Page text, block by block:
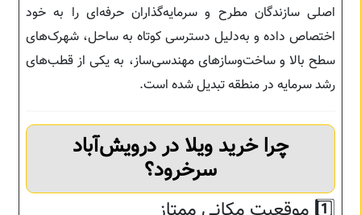
اصلی سازندگان مطرح و سرمایه‌گذاران حرفه‌ای را به خود
اختصاص داده و به‌دلیل دسترسی کوتاه به ساحل، شهرک‌های
سطح بالا و ساخت‌وسازهای مهندسی‌ساز، به یکی از قطب‌های
رشد سرمایه در منطقه تبدیل شده است.
چرا خرید ویلا در درویش‌آباد
سرخرود؟